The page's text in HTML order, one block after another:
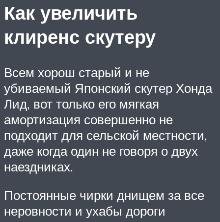
Как увеличить
клиренс скутеру
Всем хорош старый и не
убиваемый Японский скутер Хонда
Лид, вот только его мягкая
амортизация совершенно не
подходит для сельской местности,
даже когда один не говоря о двух
наездниках.
Постоянные чирки днищем за все
неровности и ухабы дороги